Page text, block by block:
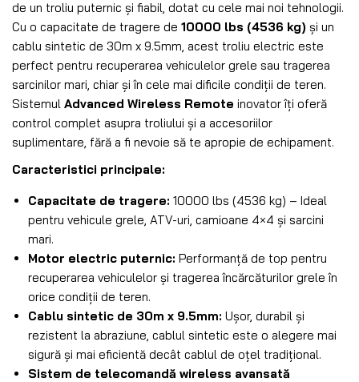
de un troliu puternic și fiabil, dotat cu cele mai noi tehnologii.
Cu o capacitate de tragere de 10000 lbs (4536 kg) și un
cablu sintetic de 30m x 9.5mm, acest troliu electric este
perfect pentru recuperarea vehiculelor grele sau tragerea
sarcinilor mari, chiar și în cele mai dificile condiții de teren.
Sistemul Advanced Wireless Remote inovator îți oferă
control complet asupra troliului și a accesoriilor
suplimentare, fără a fi nevoie să te apropie de echipament.
Caracteristici principale:
Capacitate de tragere: 10000 lbs (4536 kg) – Ideal
pentru vehicule grele, ATV-uri, camioane 4×4 și sarcini
mari.
Motor electric puternic: Performanță de top pentru
recuperarea vehiculelor și tragerea încărcăturilor grele în
orice condiții de teren.
Cablu sintetic de 30m x 9.5mm: Ușor, durabil și
rezistent la abraziune, cablul sintetic este o alegere mai
sigură și mai eficientă decât cablul de oțel tradițional.
Sistem de telecomandă wireless avansată